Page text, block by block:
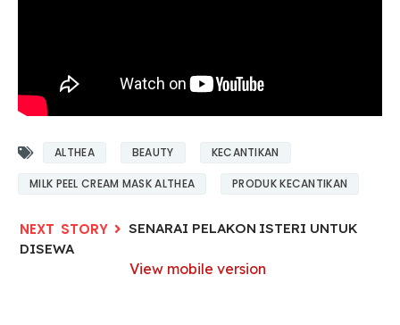
ALTHEA BEAUTY KECANTIKAN
MILK PEEL CREAM MASK ALTHEA PRODUK KECANTIKAN
SENARAI PELAKON ISTERI UNTUK
DISEWA
View mobile version